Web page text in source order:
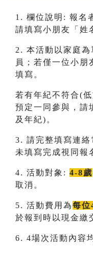
1. 欄位說明: 報名
請填寫小朋友「姓
2. 本活動以家庭
員；若僅一位小朋
填寫。
若有年紀不符合(
預定一同參與，請
及年紀)。
3. 請完整填寫連
未填寫完成視同報
4. 活動對象: 4-8歲
取消。
5. 活動費用為每位
於報到時以現金繳
6. 4場次活動內容